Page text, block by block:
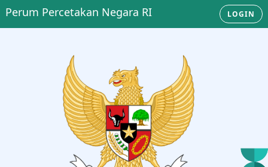
Perum Percetakan Negara RI LOGIN